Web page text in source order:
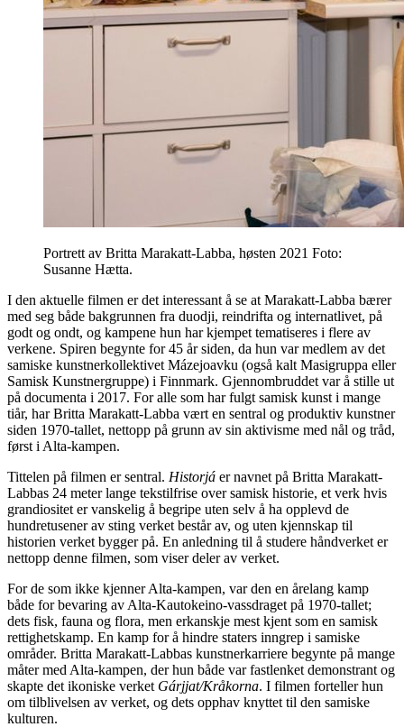
Portrett av Britta Marakatt-Labba, høsten 2021 Foto:
Susanne Hætta.
I den aktuelle filmen er det interessant å se at Marakatt-Labba bærer
med seg både bakgrunnen fra duodji, reindrifta og internatlivet, på
godt og ondt, og kampene hun har kjempet tematiseres i flere av
verkene. Spiren begynte for 45 år siden, da hun var medlem av det
samiske kunstnerkollektivet Mázejoavku (også kalt Masigruppa eller
Samisk Kunstnergruppe) i Finnmark. Gjennombruddet var å stille ut
på documenta i 2017. For alle som har fulgt samisk kunst i mange
tiår, har Britta Marakatt-Labba vært en sentral og produktiv kunstner
siden 1970-tallet, nettopp på grunn av sin aktivisme med nål og tråd,
først i Alta-kampen.
Tittelen på filmen er sentral. Historjá er navnet på Britta Marakatt-
Labbas 24 meter lange tekstilfrise over samisk historie, et verk hvis
grandiositet er vanskelig å begripe uten selv å ha opplevd de
hundretusener av sting verket består av, og uten kjennskap til
historien verket bygger på. En anledning til å studere håndverket er
nettopp denne filmen, som viser deler av verket.
For de som ikke kjenner Alta-kampen, var den en årelang kamp
både for bevaring av Alta-Kautokeino-vassdraget på 1970-tallet;
dets fisk, fauna og flora, men erkanskje mest kjent som en samisk
rettighetskamp. En kamp for å hindre staters inngrep i samiske
områder. Britta Marakatt-Labbas kunstnerkarriere begynte på mange
måter med Alta-kampen, der hun både var fastlenket demonstrant og
skapte det ikoniske verket Gárjjat/Kråkorna. I filmen forteller hun
om tilblivelsen av verket, og dets opphav knyttet til den samiske
kulturen.